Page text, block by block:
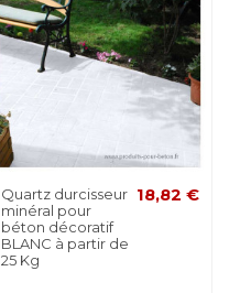
Quartz durcisseur
minéral pour
béton décoratif
BLANC à partir de
25 Kg
18,82 €